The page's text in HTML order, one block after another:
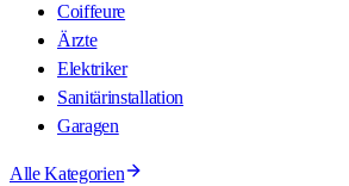
Coiffeure
Ärzte
Elektriker
Sanitärinstallation
Garagen
Alle Kategorien